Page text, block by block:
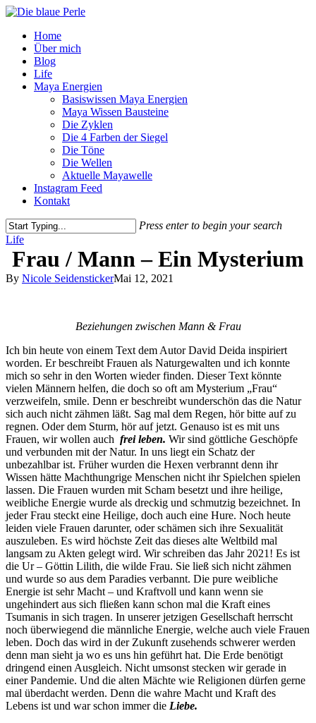
Skip
main
content
Menu
Home
Über mich
Blog
Life
Maya Energien
Basiswissen Maya Energien
Maya Wissen Bausteine
Die Zyklen
Die 4 Farben der Siegel
Die Töne
Die Wellen
Aktuelle Mayawelle
Instagram Feed
Kontakt
Press enter to begin your search
Close
Search
Life
Frau / Mann – Ein Mysterium
By Nicole SeidenstickerMai 12, 2021
Beziehungen zwischen Mann & Frau
Ich bin heute von einem Text dem Autor David Deida inspiriert
worden. Er beschreibt Frauen als Naturgewalten und ich konnte
mich so sehr in den Worten wieder finden. Dieser Text könnte
vielen Männern helfen, die doch so oft am Mysterium „Frau“
verzweifeln, smile. Denn er beschreibt wunderschön das die Natur
sich auch nicht zähmen läßt. Sag mal dem Regen, hör bitte auf zu
regnen. Oder dem Sturm, hör auf jetzt. Genauso ist es mit uns
Frauen, wir wollen auch frei leben. Wir sind göttliche Geschöpfe
und verbunden mit der Natur. In uns liegt ein Schatz der
unbezahlbar ist. Früher wurden die Hexen verbrannt denn ihr
Wissen hätte Machthungrige Menschen nicht ihr Spielchen spielen
lassen. Die Frauen wurden mit Scham besetzt und ihre heilige,
weibliche Energie wurde als dreckig und schmutzig bezeichnet. In
jeder Frau steckt eine Heilige, doch auch eine Hure. Noch heute
leiden viele Frauen darunter, oder schämen sich ihre Sexualität
auszuleben. Es wird höchste Zeit das dieses alte Weltbild mal
langsam zu Akten gelegt wird. Wir schreiben das Jahr 2021! Es ist
die Ur – Göttin Lilith, die wilde Frau. Sie ließ sich nicht zähmen
und wurde so aus dem Paradies verbannt. Die pure weibliche
Energie ist sehr Macht – und Kraftvoll und kann wenn sie
ungehindert aus sich fließen kann schon mal die Kraft eines
Tsumanis in sich tragen. In unserer jetzigen Gesellschaft herrscht
noch überwiegend die männliche Energie, welche auch viele Frauen
leben. Doch das wird in der Zukunft zusehends schwerer werden
denn man sieht ja wo es uns hin geführt hat. Die Erde benötigt
dringend einen Ausgleich. Nicht umsonst stecken wir gerade in
einer Pandemie. Und die alten Mächte wie Religionen dürfen gerne
mal überdacht werden. Denn die wahre Macht und Kraft des
Lebens ist und war schon immer die Liebe.